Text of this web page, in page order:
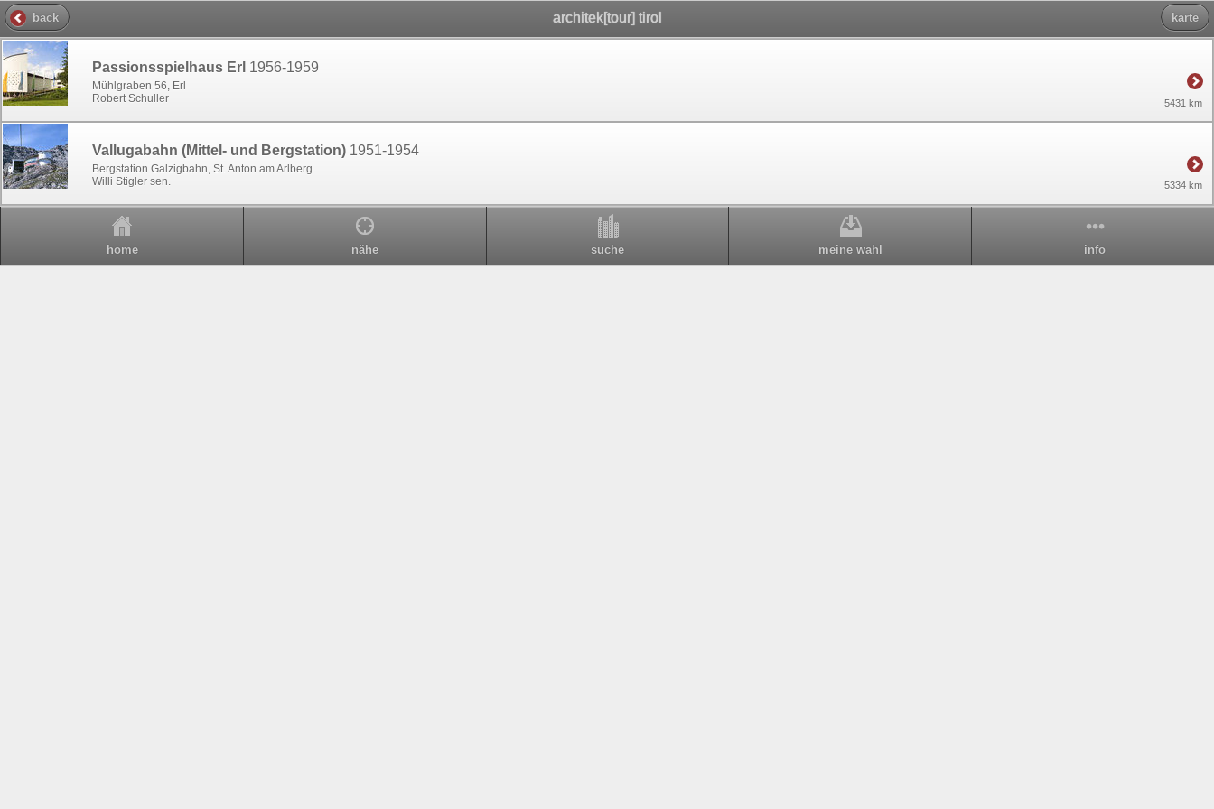
back architek[tour] tirol karte
Passionsspielhaus Erl 1956-1959
5431 km
Mühlgraben 56, Erl
Robert Schuller
Vallugabahn (Mittel- und Bergstation) 1951-1954
5334 km
Bergstation Galzigbahn, St. Anton am Arlberg
Willi Stigler sen.
home nähe suche meine wahl info